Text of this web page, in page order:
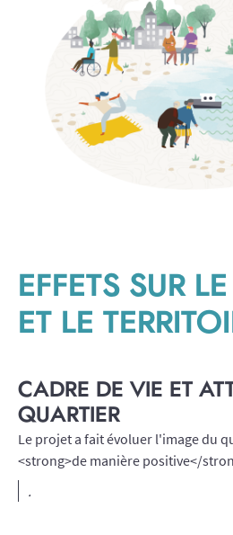
EFFETS SUR
ET LE
CADRE DE VIE ET
QUARTIER
Le projet a fait évoluer l'image du
<strong>de manière positive</
.